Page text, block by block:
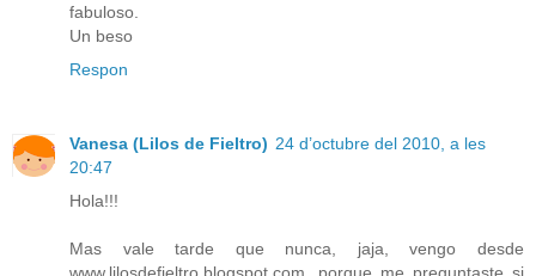
fabuloso.
Un beso
Respon
Vanesa (Lilos de Fieltro) 24 d’octubre del 2010, a les
20:47
Hola!!!
Mas vale tarde que nunca, jaja, vengo desde
www.lilosdefieltro.blogspot.com, porque me preguntaste si